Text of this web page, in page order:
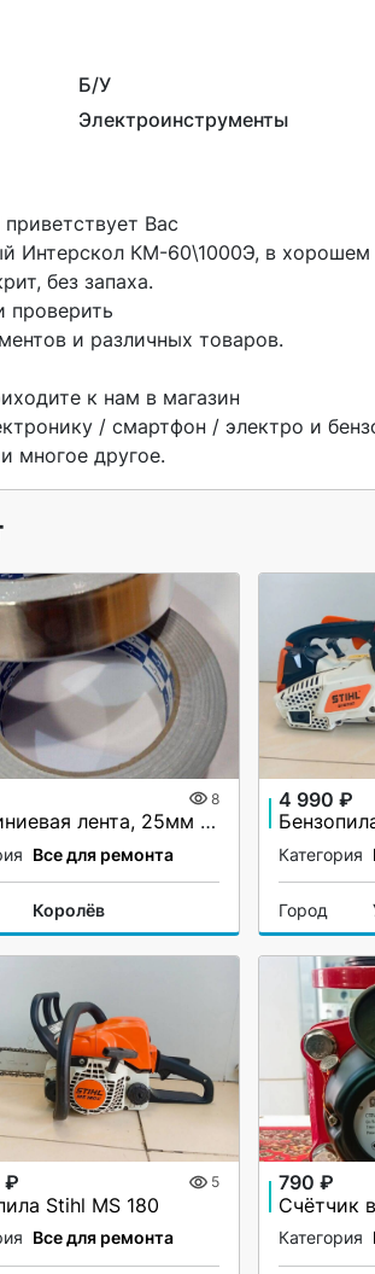
Б/У
Электроинструменты
Интерскол КМ-60\1000Э, в хорошем
без запаха.
проверить
и различных товаров.
к нам в магазин
/ смартфон / электро и
многое другое.
8
Алюминиевая лента, 25мм х 40М, 50 мкм, без и/у, Klebebander
Все для ремонта
Королёв
4 990 ₽
Категория
Город
₽ 5
Stihl MS 180
Все для ремонта
790 ₽
Категория